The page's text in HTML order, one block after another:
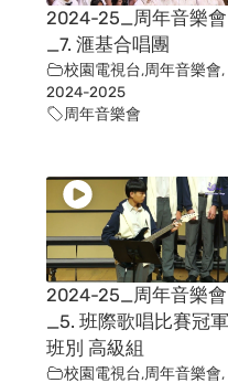
2024-25_周年音樂會
_7. 滙基合唱團
校園電視台,周年音樂會,
2024-2025
周年音樂會
2024-25_周年音樂會
_5. 班際歌唱比賽冠軍
班別 高級組
校園電視台,周年音樂會,